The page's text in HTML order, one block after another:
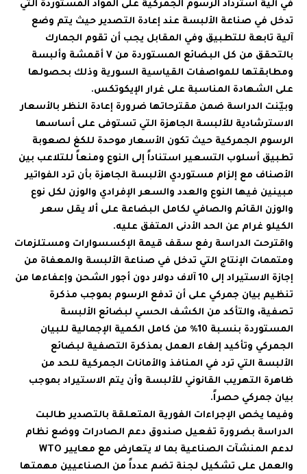
في آلية استرداد الرسوم الجمركية على المواد المستوردة التي
تدخل في صناعة الألبسة عند إعادة التصدير حيث يتم وضع
آلية تابعة للتطبيق وفي المقابل يجب أن تقوم الجمارك
بالتحقق من كل البضائع المستوردة من V أقمشة وألبسة
ومطابقتها للمواصفات القياسية السورية وذلك بحصولها
على الشهادة المناسبة على غرار الإيكوتكس.
وبيّنت الدراسة ضمن مقترحاتها ضرورة إعادة النظر بالأسعار
الاسترشادية للألبسة الجاهزة التي تستوفى على أساسها
الرسوم الجمركية حيث تكون الأسعار موحدة للكغ لصعوبة
تطبيق أسلوب التسعير استناداً إلى النوع ومنعاً للتلاعب بين
الأصناف مع إلزام مستوردي الألبسة الجاهزة بأن ترد الفواتير
مبينين فيها النوع والعدد والسعر الإفرادي والوزن لكل نوع
والوزن القائم والصافي لكامل البضاعة على ألا يقل سعر
الكيلو غرام عن الحد الأدنى المتفق عليه.
واقترحت الدراسة رفع سقف قيمة الإكسسوارات ومستلزمات
ومتممات الإنتاج التي تدخل في صناعة الألبسة والمعفاة من
إجازة الاستيراد إلى 10 آلاف دولار دون أجور الشحن وإعفاءها من
تنظيم بيان جمركي على أن تدفع الرسوم بموجب مذكرة
تصفية، والتأكد من الكشف الحسي لبضائع الألبسة
المستوردة بنسبة 10% من كامل الكمية الإجمالية للبيان
الجمركي وتأكيد إلغاء العمل بمذكرة التصفية لبضائع
الألبسة التي ترد في المنافذ والأمانات الجمركية للحد من
ظاهرة التهريب القانوني للألبسة وأن يتم الاستيراد بموجب
بيان جمركي حصراً.
وفيما يخص الإجراءات الفورية المتعلقة بالتصدير طالبت
الدراسة بضرورة تفعيل صندوق دعم الصادرات ووضع نظام
لدعم المنشآت الصناعية بما لا يتعارض مع معايير WTO
والعمل على تشكيل لجنة تضم عدداً من الصناعيين مهمتها